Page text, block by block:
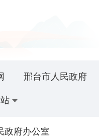
邢台市人民政府
政府办公室